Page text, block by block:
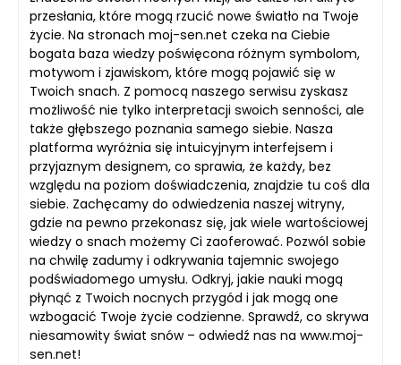
przesłania, które mogą rzucić nowe światło na Twoje
życie. Na stronach moj-sen.net czeka na Ciebie
bogata baza wiedzy poświęcona różnym symbolom,
motywom i zjawiskom, które mogą pojawić się w
Twoich snach. Z pomocą naszego serwisu zyskasz
możliwość nie tylko interpretacji swoich senności, ale
także głębszego poznania samego siebie. Nasza
platforma wyróżnia się intuicyjnym interfejsem i
przyjaznym designem, co sprawia, że każdy, bez
względu na poziom doświadczenia, znajdzie tu coś dla
siebie. Zachęcamy do odwiedzenia naszej witryny,
gdzie na pewno przekonasz się, jak wiele wartościowej
wiedzy o snach możemy Ci zaoferować. Pozwól sobie
na chwilę zadumy i odkrywania tajemnic swojego
podświadomego umysłu. Odkryj, jakie nauki mogą
płynąć z Twoich nocnych przygód i jak mogą one
wzbogacić Twoje życie codzienne. Sprawdź, co skrywa
niesamowity świat snów – odwiedź nas na www.moj-
sen.net!